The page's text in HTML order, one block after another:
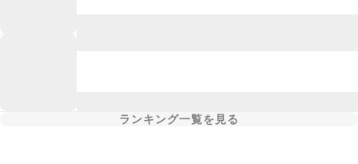
ランキング一覧を見る